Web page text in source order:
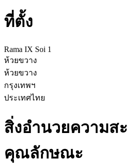
ที่ตั้ง
Rama IX Soi 1
ห้วยขวาง
ห้วยขวาง
กรุงเทพฯ
ประเทศไทย
สิ่งอำนวยความส
คุณลักษณะ